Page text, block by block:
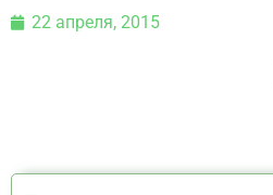
22 апреля, 2015